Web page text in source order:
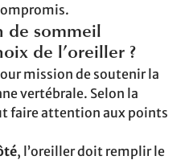
de sommeil
de l’oreiller ?
mission de soutenir la
vertébrale. Selon la
faire attention aux points
, l’oreiller doit remplir le